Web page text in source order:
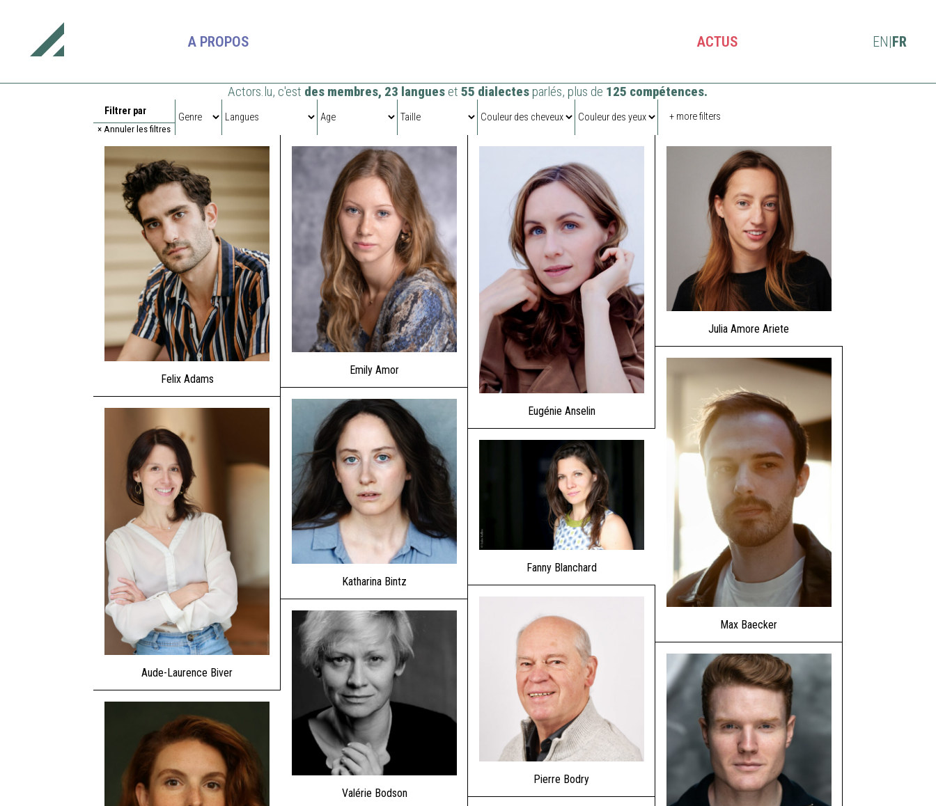
A PROPOS ACTUS EN|FR
Actors.lu, c'est des membres, 23 langues et55 dialectes parlés, plus de 125 compétences.
Filtrer par
× Annuler les filtres
+ more filters
Felix Adams
Emily Amor
Eugénie Anselin
Julia Amore Ariete
Max Baecker
Katharina Bintz
Aude-Laurence Biver
Fanny Blanchard
Pierre Bodry
Valérie Bodson